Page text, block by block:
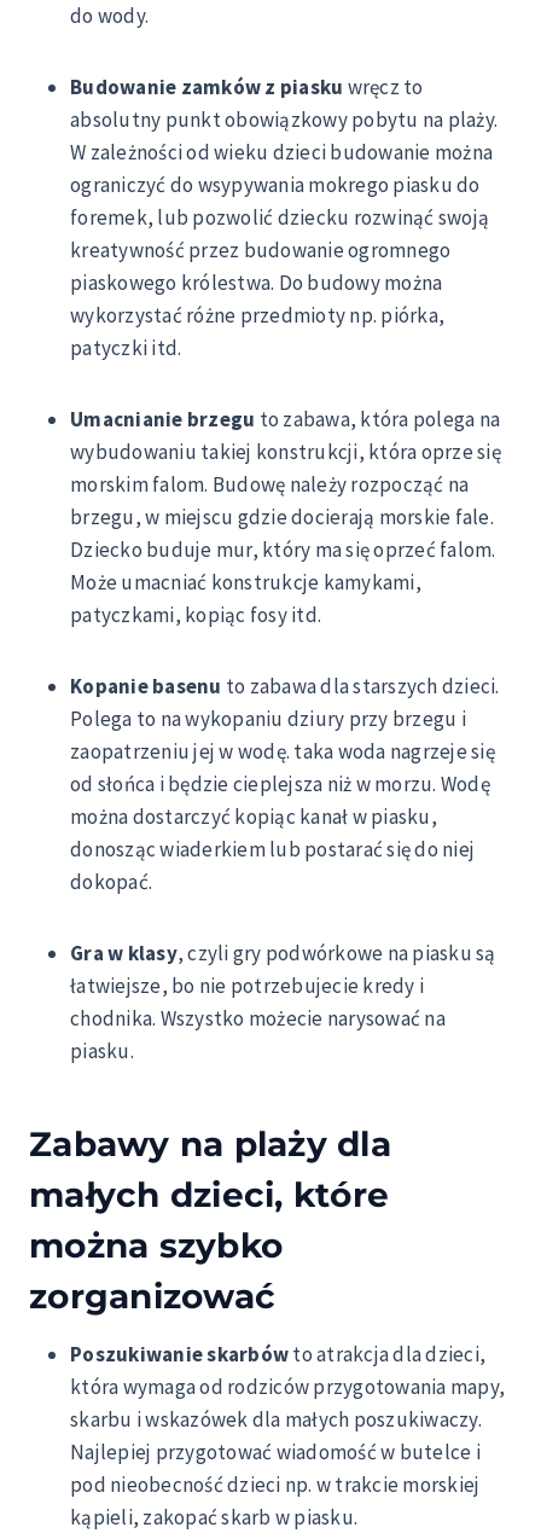
do wody.
Budowanie zamków z piasku wręcz to
absolutny punkt obowiązkowy pobytu na plaży.
W zależności od wieku dzieci budowanie można
ograniczyć do wsypywania mokrego piasku do
foremek, lub pozwolić dziecku rozwinąć swoją
kreatywność przez budowanie ogromnego
piaskowego królestwa. Do budowy można
wykorzystać różne przedmioty np. piórka,
patyczki itd.
Umacnianie brzegu to zabawa, która polega na
wybudowaniu takiej konstrukcji, która oprze się
morskim falom. Budowę należy rozpocząć na
brzegu, w miejscu gdzie docierają morskie fale.
Dziecko buduje mur, który ma się oprzeć falom.
Może umacniać konstrukcje kamykami,
patyczkami, kopiąc fosy itd.
Kopanie basenu to zabawa dla starszych dzieci.
Polega to na wykopaniu dziury przy brzegu i
zaopatrzeniu jej w wodę. taka woda nagrzeje się
od słońca i będzie cieplejsza niż w morzu. Wodę
można dostarczyć kopiąc kanał w piasku,
donosząc wiaderkiem lub postarać się do niej
dokopać.
Gra w klasy, czyli gry podwórkowe na piasku są
łatwiejsze, bo nie potrzebujecie kredy i
chodnika. Wszystko możecie narysować na
piasku.
Zabawy na plaży dla
małych dzieci, które
można szybko
zorganizować
Poszukiwanie skarbówto atrakcja dla dzieci,
która wymaga od rodziców przygotowania mapy,
skarbu i wskazówek dla małych poszukiwaczy.
Najlepiej przygotować wiadomość w butelce i
pod nieobecność dzieci np. w trakcie morskiej
kąpieli, zakopać skarb w piasku.